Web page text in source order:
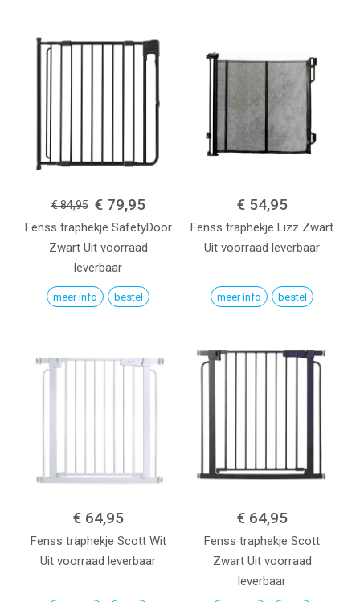
€ 84,95 € 79,95
Fenss traphekje SafetyDoor
Zwart Uit voorraad
leverbaar
meer info bestel
€ 54,95
Fenss traphekje Lizz Zwart
Uit voorraad leverbaar
meer info bestel
€ 64,95
Fenss traphekje Scott Wit
Uit voorraad leverbaar
€ 64,95
Fenss traphekje Scott
Zwart Uit voorraad
leverbaar